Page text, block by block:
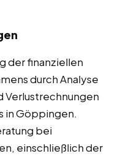
der finanziellen
durch Analyse
Verlustrechnungen
in Göppingen.
bei
einschließlich der